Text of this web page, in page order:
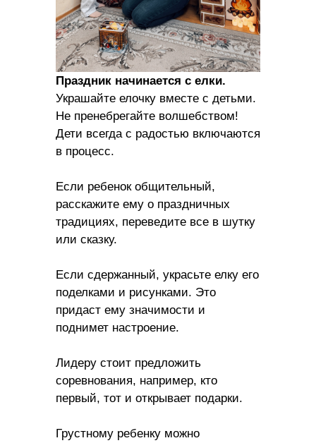
Праздник начинается с елки.
Украшайте елочку вместе с детьми.
Не пренебрегайте волшебством!
Дети всегда с радостью включаются
в процесс.
Если ребенок общительный,
расскажите ему о праздничных
традициях, переведите все в шутку
или сказку.
Если сдержанный, украсьте елку его
поделками и рисунками. Это
придаст ему значимости и
поднимет настроение.
Лидеру стоит предложить
соревнования, например, кто
первый, тот и открывает подарки.
Грустному ребенку можно